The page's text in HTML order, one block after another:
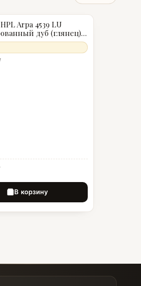
Arpa 4539 LU
дуб (глянец)
мм
В корзину